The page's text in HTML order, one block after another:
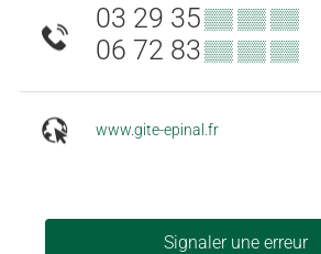
03 29 35▒▒ ▒▒ ▒▒
06 72 83▒▒ ▒▒ ▒▒
www.gite-epinal.fr
Signaler une erreur